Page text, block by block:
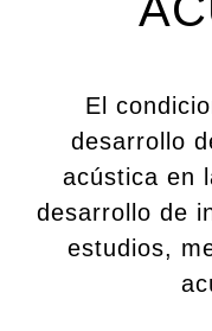
El
desarrollo
acústica en
desarrollo de
estudios,